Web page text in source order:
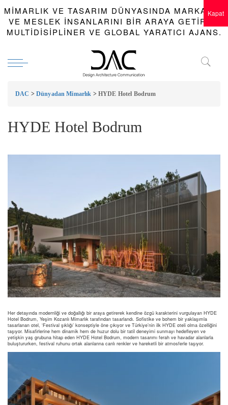
MIMARLIK VE TASARIM DÜNYASINDA MARKALAR
VE MESLEK INSANLARINI BIR ARAYA GETIREN
MULTIDISIPLINER VE GLOBAL YARATICI AJANS.
DAC > Dünyadan Mimarlık > HYDE Hotel Bodrum
HYDE Hotel Bodrum
Her detayında modernliği ve doğallığı bir araya getirerek kendine özgü karakterini vurgulayan HYDE
Hotel Bodrum, Yeşim Kozanlı Mimarlık tarafından tasarlandı. Sofistike ve bohem bir yaklaşımla
tasarlanan otel, ‘Festival şıklığı’ konseptiyle öne çıkıyor ve Türkiye’nin ilk HYDE oteli olma özelliğini
taşıyor. Misafirlerine hem dinamik hem de huzur dolu bir tatil deneyimi sunmayı hedefleyen ve
yetişkin yaş grubuna hitap eden HYDE Hotel Bodrum, modern tasarımı ferah ve havadar alanlarla
buluştururken, festival ruhunu ortak alanlarına canlı renkler ve hareketli bir atmosferle taşıyor.
Kapat